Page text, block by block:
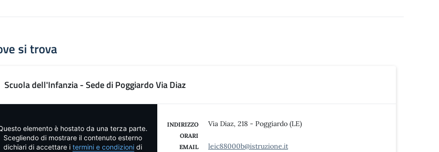
si trova
Scuola dell'Infanzia - Sede di Poggiardo Via Diaz
elemento è hostato da una terza parte.
Scegliendo di mostrare il contenuto esterno
dichiari di accettare itermini e condizioni di
INDIRIZZO Via Diaz, 218 - Poggiardo (LE)
ORARI
EMAIL
leic88000b@istruzione.it